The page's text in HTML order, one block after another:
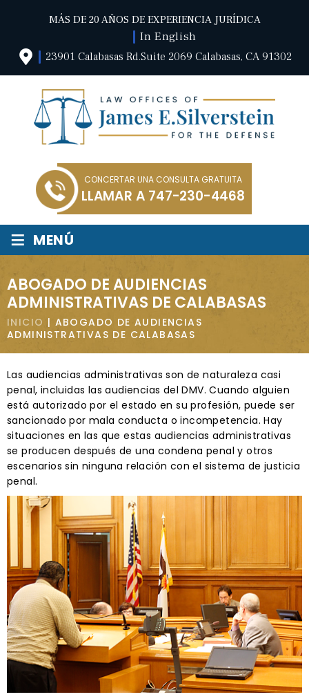
MÁS DE 20 AÑOS DE EXPERIENCIA JURÍDICA
In English
23901 Calabasas Rd.Suite 2069 Calabasas, CA 91302
CONCERTAR UNA CONSULTA GRATUITA
LLAMAR A 747-230-4468
≡ MENÚ
ABOGADO DE AUDIENCIAS
ADMINISTRATIVAS DE CALABASAS
INICIO | ABOGADO DE AUDIENCIAS
ADMINISTRATIVAS DE CALABASAS
Las audiencias administrativas son de naturaleza casi
penal, incluidas las audiencias del DMV. Cuando alguien
está autorizado por el estado en su profesión, puede ser
sancionado por mala conducta o incompetencia. Hay
situaciones en las que estas audiencias administrativas
se producen después de una condena penal y otros
escenarios sin ninguna relación con el sistema de justicia
penal.